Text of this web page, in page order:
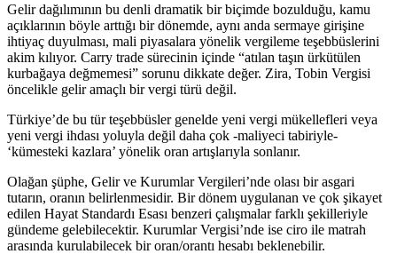
Gelir dağılımının bu denli dramatik bir biçimde bozulduğu, kamu
açıklarının böyle arttığı bir dönemde, aynı anda sermaye girişine
ihtiyaç duyulması, mali piyasalara yönelik vergileme teşebbüslerini
akim kılıyor. Carry trade sürecinin içinde “atılan taşın ürkütülen
kurbağaya değmemesi” sorunu dikkate değer. Zira, Tobin Vergisi
öncelikle gelir amaçlı bir vergi türü değil.
Türkiye’de bu tür teşebbüsler genelde yeni vergi mükellefleri veya
yeni vergi ihdası yoluyla değil daha çok -maliyeci tabiriyle-
‘kümesteki kazlara’ yönelik oran artışlarıyla sonlanır.
Olağan şüphe, Gelir ve Kurumlar Vergileri’nde olası bir asgari
tutarın, oranın belirlenmesidir. Bir dönem uygulanan ve çok şikayet
edilen Hayat Standardı Esası benzeri çalışmalar farklı şekilleriyle
gündeme gelebilecektir. Kurumlar Vergisi’nde ise ciro ile matrah
arasında kurulabilecek bir oran/orantı hesabı beklenebilir.